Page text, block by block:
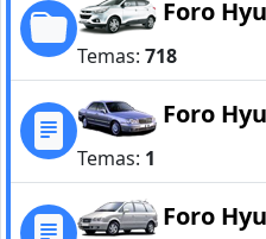
Foro
Temas: 718
Foro
Temas: 1
Foro